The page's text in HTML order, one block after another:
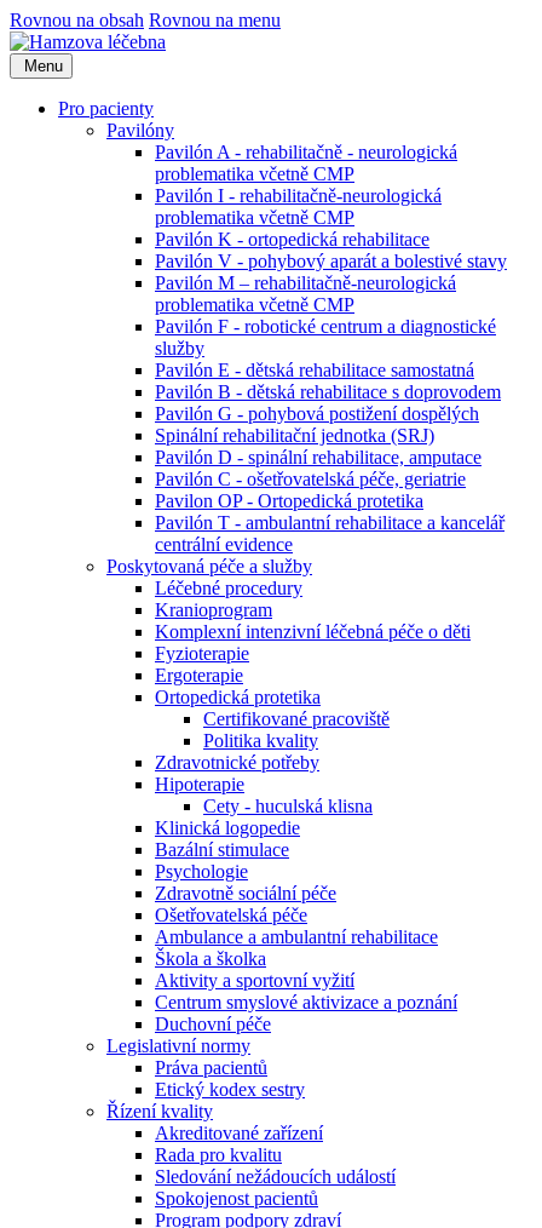
Rovnou na obsah Rovnou na menu
Menu
Pro pacienty
Pavilóny
Pavilón A - rehabilitačně - neurologická
problematika včetně CMP
Pavilón I - rehabilitačně-neurologická
problematika včetně CMP
Pavilón K - ortopedická rehabilitace
Pavilón V - pohybový aparát a bolestivé stavy
Pavilón M – rehabilitačně-neurologická
problematika včetně CMP
Pavilón F - robotické centrum a diagnostické
služby
Pavilón E - dětská rehabilitace samostatná
Pavilón B - dětská rehabilitace s doprovodem
Pavilón G - pohybová postižení dospělých
Spinální rehabilitační jednotka (SRJ)
Pavilón D - spinální rehabilitace, amputace
Pavilón C - ošetřovatelská péče, geriatrie
Pavilon OP - Ortopedická protetika
Pavilón T - ambulantní rehabilitace a kancelář
centrální evidence
Poskytovaná péče a služby
Léčebné procedury
Kranioprogram
Komplexní intenzivní léčebná péče o děti
Fyzioterapie
Ergoterapie
Ortopedická protetika
Certifikované pracoviště
Politika kvality
Zdravotnické potřeby
Hipoterapie
Cety - huculská klisna
Klinická logopedie
Bazální stimulace
Psychologie
Zdravotně sociální péče
Ošetřovatelská péče
Ambulance a ambulantní rehabilitace
Škola a školka
Aktivity a sportovní vyžití
Centrum smyslové aktivizace a poznání
Duchovní péče
Legislativní normy
Práva pacientů
Etický kodex sestry
Řízení kvality
Akreditované zařízení
Rada pro kvalitu
Sledování nežádoucích událostí
Spokojenost pacientů
Program podpory zdraví